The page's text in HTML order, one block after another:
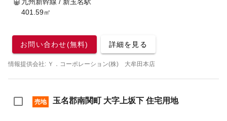
401.59㎡
お問い合わせ(無料) 詳細を見る
情報提供会社: Ｙ．コーポレーション(株) 大牟田本店
売地 玉名郡南関町 大字上坂下 住宅用地